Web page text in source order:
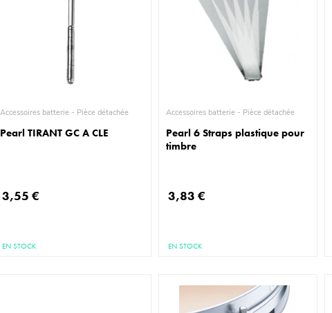
Accessoires batterie - Pièce détachée
Pearl TIRANT GC A CLE
3,55 €
EN STOCK
Accessoires batterie - Pièce détachée
Pearl 6 Straps plastique pour
timbre
3,83 €
EN STOCK